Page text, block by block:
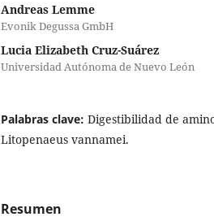
Andreas Lemme
Evonik Degussa GmbH
Lucia Elizabeth Cruz-Suárez
Universidad Autónoma de Nuevo León
Palabras clave: Digestibilidad de
Litopenaeus vannamei.
Resumen